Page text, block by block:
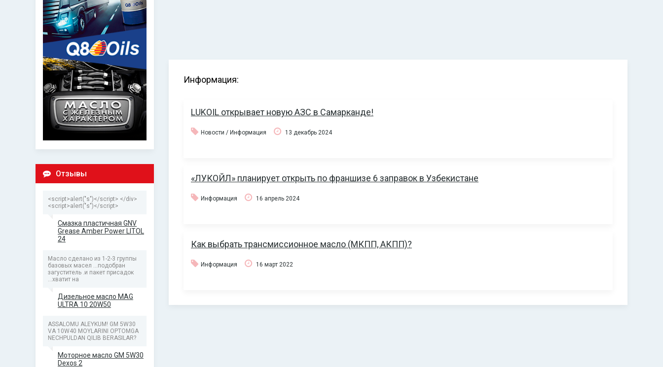
Отзывы
<script>alert("s")</script> </div>
<script>alert("s")</script>
Смазка пластичная GNV
Grease Amber Power LITOL
24
Масло сделано из 1-2-3 группы
базовых масел ...подобран
загуститель .и пакет присадок
...хватит на
Дизельное масло MAG
ULTRA 10 20W50
ASSALOMU ALEYKUM! GM 5W30
VA 10W40 MOYLARINI OPTOMGA
NECHPULDAN QILIB BERASILAR?
Моторное масло GM 5W30
Dexos 2
Информация:
LUKOIL открывает новую АЗС в Самарканде!
Новости / Информация 13 декабрь 2024
«ЛУКОЙЛ» планирует открыть по франшизе 6 заправок в Узбекистане
Информация 16 апрель 2024
Как выбрать трансмиссионное масло (МКПП, АКПП)?
Информация 16 март 2022